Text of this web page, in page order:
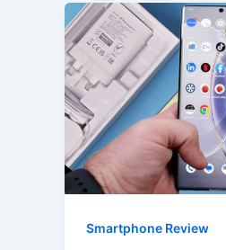
Smartphone Review